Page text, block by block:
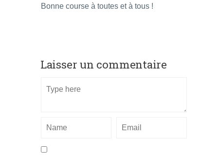
Bonne course à toutes et à tous !
Laisser un commentaire